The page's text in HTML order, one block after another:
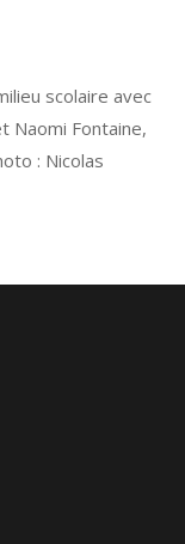
scolaire avec
Naomi Fontaine,
: Nicolas